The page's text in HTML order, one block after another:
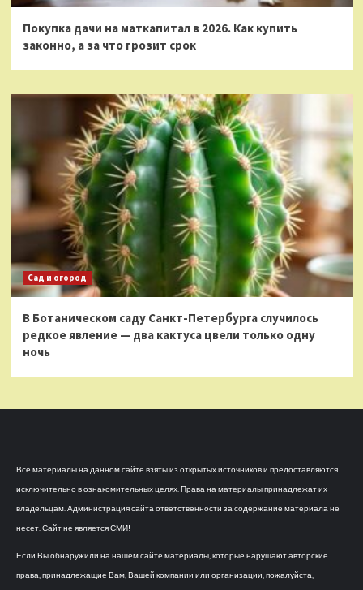
Покупка дачи на маткапитал в 2026. Как купить
законно, а за что грозит срок
Сад и огород
В Ботаническом саду Санкт-Петербурга случилось
редкое явление — два кактуса цвели только одну
ночь
Все материалы на данном сайте взяты из открытых источников и предоставляются
исключительно в ознакомительных целях. Права на материалы принадлежат их
владельцам. Администрация сайта ответственности за содержание материала не
несет. Сайт не является СМИ!
Если Вы обнаружили на нашем сайте материалы, которые нарушают авторские
права, принадлежащие Вам, Вашей компании или организации, пожалуйста,